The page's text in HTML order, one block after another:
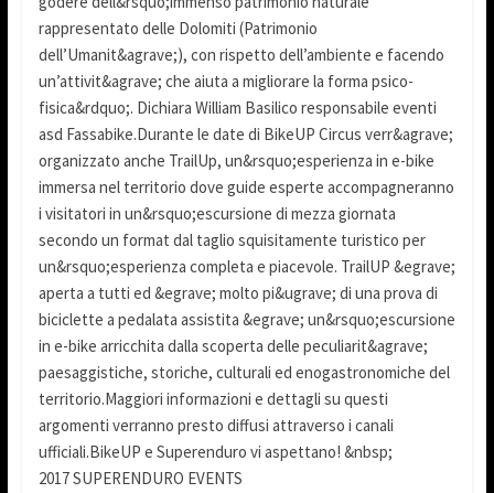
rappresentato delle Dolomiti (Patrimonio
dell’Umanit&agrave;), con rispetto dell’ambiente e facendo
un’attivit&agrave; che aiuta a migliorare la forma psico-
fisica&rdquo;. Dichiara William Basilico responsabile eventi
asd Fassabike.Durante le date di BikeUP Circus verr&agrave;
organizzato anche TrailUp, un&rsquo;esperienza in e-bike
immersa nel territorio dove guide esperte accompagneranno
i visitatori in un&rsquo;escursione di mezza giornata
secondo un format dal taglio squisitamente turistico per
un&rsquo;esperienza completa e piacevole. TrailUP &egrave;
aperta a tutti ed &egrave; molto pi&ugrave; di una prova di
biciclette a pedalata assistita &egrave; un&rsquo;escursione
in e-bike arricchita dalla scoperta delle peculiarit&agrave;
paesaggistiche, storiche, culturali ed enogastronomiche del
territorio.Maggiori informazioni e dettagli su questi
argomenti verranno presto diffusi attraverso i canali
ufficiali.BikeUP e Superenduro vi aspettano! &nbsp;
2017 SUPERENDURO EVENTS